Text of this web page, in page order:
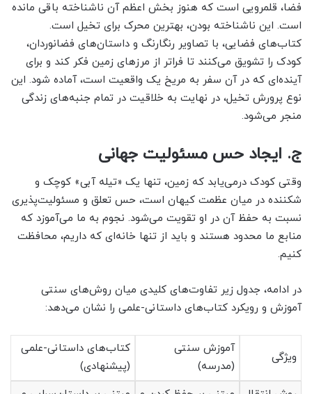
فضا، قلمرویی است که هنوز بخش اعظم آن ناشناخته باقی مانده
است. این ناشناخته بودن، بهترین محرک برای تخیل است.
کتاب‌های فضایی، با تصاویر رنگارنگ و داستان‌های فضانوردان،
کودک را تشویق می‌کنند تا فراتر از مرزهای زمین فکر کند و برای
آینده‌ای که در آن سفر به مریخ یک واقعیت است، آماده شود. این
نوع پرورش تخیل، در نهایت به خلاقیت در تمام جنبه‌های زندگی
منجر می‌شود.
ج. ایجاد حس مسئولیت جهانی
وقتی کودک درمی‌یابد که زمین، تنها یک «تیله آبی» کوچک و
شکننده در میان عظمت کیهان است، حس تعلق و مسئولیت‌پذیری
نسبت به حفظ آن در او تقویت می‌شود. نجوم به ما می‌آموزد که
منابع ما محدود هستند و باید از تنها خانه‌ای که داریم، محافظت
کنیم.
در ادامه، جدول زیر تفاوت‌های کلیدی میان روش‌های سنتی
آموزش و رویکرد کتاب‌های داستانی-علمی را نشان می‌دهد:
ویژگی
آموزش سنتی
(مدرسه)
کتاب‌های داستانی-علمی
(پیشنهادی)